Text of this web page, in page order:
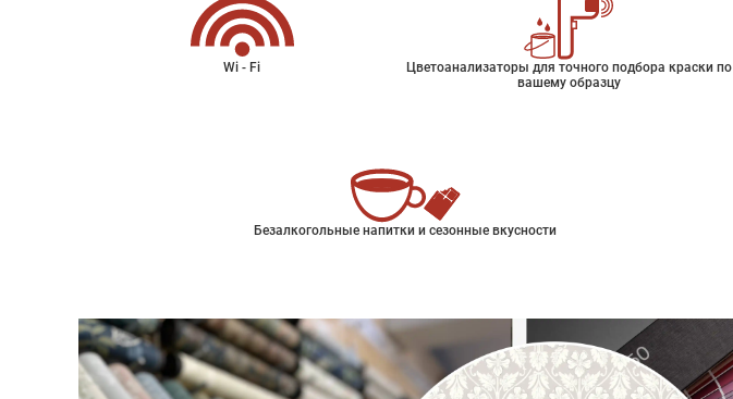
Wi - Fi
Цветоанализаторы для точного подбора краски по
вашему образцу
Безалкогольные напитки и сезонные вкусности